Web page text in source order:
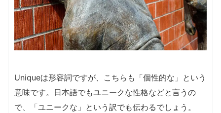
Uniqueは形容詞ですが、こちらも「個性的な」という
意味です。日本語でもユニークな性格などと言うの
で、「ユニークな」という訳でも伝わるでしょう。